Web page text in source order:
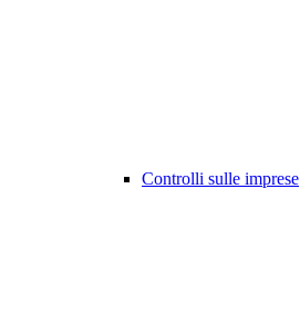
Controlli sulle imprese